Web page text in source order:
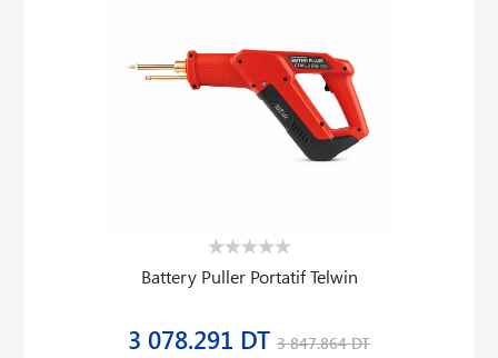
Battery Puller Portatif Telwin
3 078.291 DT 3 847.864 DT